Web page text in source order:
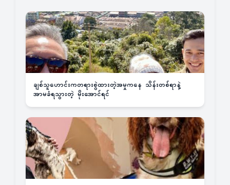
ချစ်သူဟောင်းကတရားစွဲထားတဲ့အမှုကနေ သိန်းတစ်ရာနဲ့
အာမခံရသွားတဲ့ မိုးအောင်ရင်